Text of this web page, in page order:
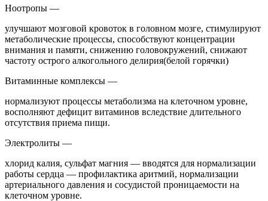
Ноотропы —
улучшают мозговой кровоток в головном мозге, стимулируют
метаболические процессы, способствуют концентрации
внимания и памяти, снижению головокружений, снижают
частоту острого алкогольного делирия(белой горячки)
Витаминные комплексы —
нормализуют процессы метаболизма на клеточном уровне,
восполняют дефицит витаминов вследствие длительного
отсутствия приема пищи.
Электролиты —
хлорид калия, сульфат магния — вводятся для нормализации
работы сердца — профилактика аритмий, нормализации
артериального давления и сосудистой проницаемости на
клеточном уровне.